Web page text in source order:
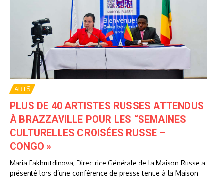
ARTS
PLUS DE 40 ARTISTES RUSSES ATTENDUS
À BRAZZAVILLE POUR LES “SEMAINES
CULTURELLES CROISÉES RUSSE –
CONGO »
Maria Fakhrutdinova, Directrice Générale de la Maison Russe a
présenté lors d’une conférence de presse tenue à la Maison